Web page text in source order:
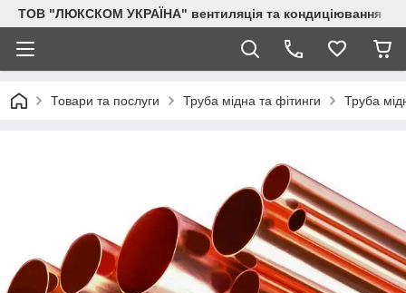
ТОВ "ЛЮКСКОМ УКРАЇНА" вентиляція та кондиціювання
Товари та послуги Труба мідна та фітинги Труба